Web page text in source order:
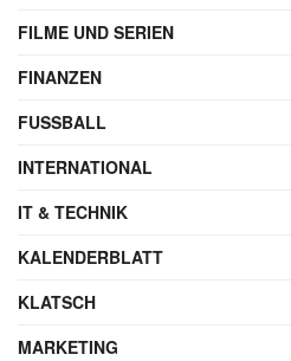
FILME UND SERIEN
FINANZEN
FUSSBALL
INTERNATIONAL
IT & TECHNIK
KALENDERBLATT
KLATSCH
MARKETING